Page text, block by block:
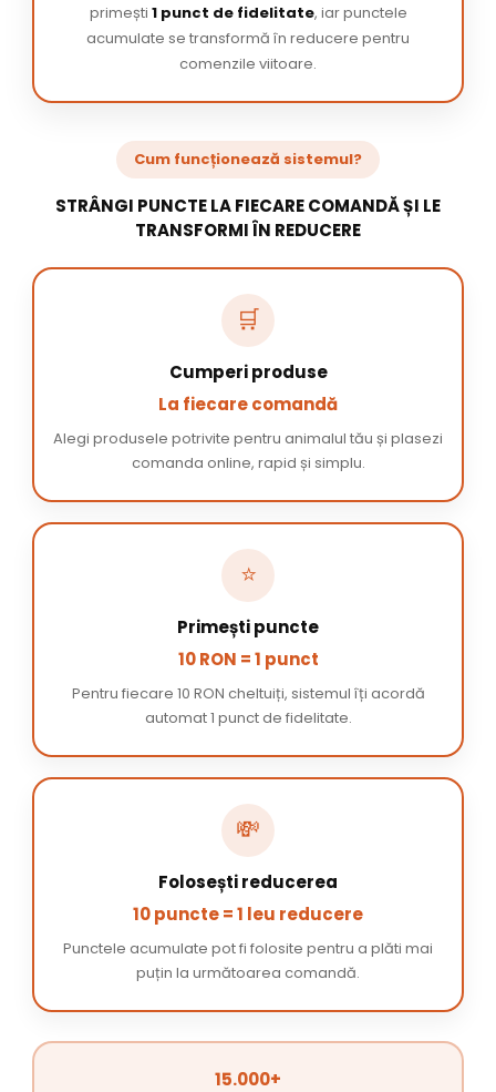
primești 1 punct de fidelitate, iar punctele
acumulate se transformă în reducere pentru
comenzile viitoare.
Cum funcționează sistemul?
STRÂNGI PUNCTE LA FIECARE COMANDĂ ȘI LE
TRANSFORMI ÎN REDUCERE
🛒
Cumperi produse
La fiecare comandă
Alegi produsele potrivite pentru animalul tău și plasezi
comanda online, rapid și simplu.
⭐
Primești puncte
10 RON = 1 punct
Pentru fiecare 10 RON cheltuiți, sistemul îți acordă
automat 1 punct de fidelitate.
💸
Folosești reducerea
10 puncte = 1 leu reducere
Punctele acumulate pot fi folosite pentru a plăti mai
puțin la următoarea comandă.
15.000+